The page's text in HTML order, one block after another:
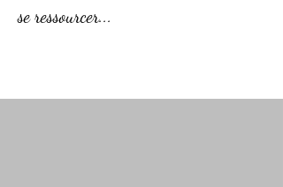
seressourcer...